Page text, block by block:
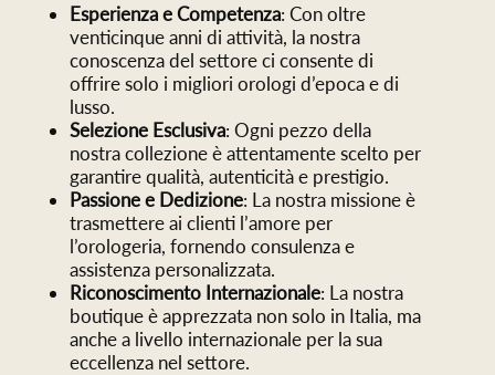
Esperienza e Competenza: Con oltre
venticinque anni di attività, la nostra
conoscenza del settore ci consente di
offrire solo i migliori orologi d’epoca e di
lusso.
Selezione Esclusiva: Ogni pezzo della
nostra collezione è attentamente scelto per
garantire qualità, autenticità e prestigio.
Passione e Dedizione: La nostra missione è
trasmettere ai clienti l’amore per
l’orologeria, fornendo consulenza e
assistenza personalizzata.
Riconoscimento Internazionale: La nostra
boutique è apprezzata non solo in Italia, ma
anche a livello internazionale per la sua
eccellenza nel settore.